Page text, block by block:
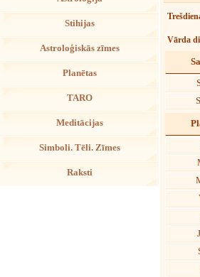
Stihijas
Astroloģiskās zīmes
Planētas
TARO
Meditācijas
Simboli. Tēli. Zīmes
Raksti
Vārda